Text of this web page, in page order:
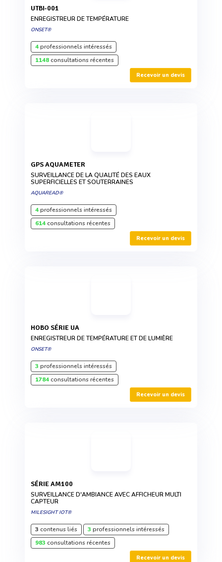
UTBI-001
ENREGISTREUR DE TEMPÉRATURE
ONSET®
4professionnels intéressés
1148consultations récentes
Recevoir un devis
GPS AQUAMETER
SURVEILLANCE DE LA QUALITÉ DES EAUX
SUPERFICIELLES ET SOUTERRAINES
AQUAREAD®
4professionnels intéressés
614consultations récentes
Recevoir un devis
HOBO SÉRIE UA
ENREGISTREUR DE TEMPÉRATURE ET DE LUMIÈRE
ONSET®
3 professionnels intéressés
1784consultations récentes
Recevoir un devis
SÉRIE AM100
SURVEILLANCE D'AMBIANCE AVEC AFFICHEUR MULTI
CAPTEUR
MILESIGHT IOT®
3 contenus liés 3 professionnels intéressés
983 consultations récentes
Recevoir un devis